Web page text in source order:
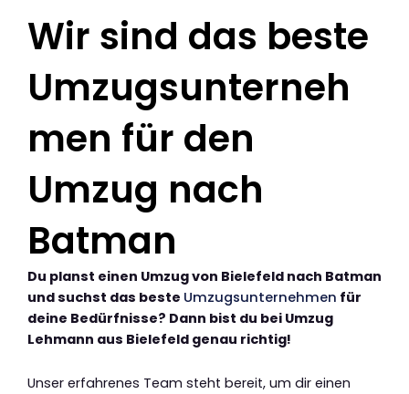
Wir sind das beste
Umzugsunterneh
men für den
Umzug nach
Batman
Du planst einen Umzug von Bielefeld nach Batman
und suchst das beste Umzugsunternehmen für
deine Bedürfnisse? Dann bist du bei Umzug
Lehmann aus Bielefeld genau richtig!
Unser erfahrenes Team steht bereit, um dir einen